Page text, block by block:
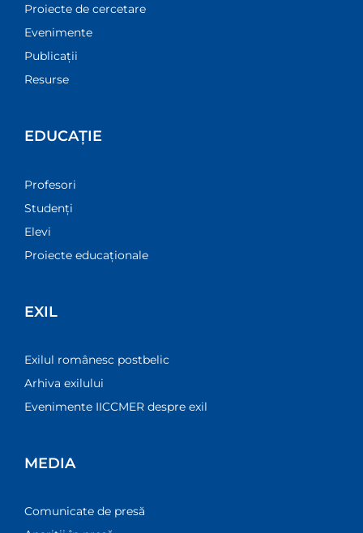
Proiecte de cercetare
Evenimente
Publicații
Resurse
EDUCAȚIE
Profesori
Studenți
Elevi
Proiecte educaționale
EXIL
Exilul românesc postbelic
Arhiva exilului
Evenimente IICCMER despre exil
MEDIA
Comunicate de presă